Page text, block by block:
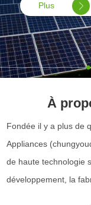
Plus
À
Fondée il y a plus de
Appliances
de haute technologie
développement, la